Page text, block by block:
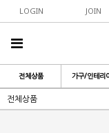
LOGIN JOIN
전체상품 가구/인테리
전체상품